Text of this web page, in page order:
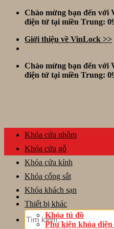
Skip
Chào mừng bạn đến với
điện tử tại miền Trung:
Giới thiệu về VinLock >>
Chào mừng bạn đến với
điện tử tại miền Trung:
Tìm
kiếm:
Khóa cửa nhôm
Khóa cửa gỗ
Khóa cửa kính
Khóa cổng sắt
Khóa khách sạn
Thiết bị khác
Khóa tủ đồ
Phụ kiện khóa